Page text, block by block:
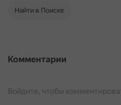
Найти в Поиске
Комментарии
Войдите, чтобы